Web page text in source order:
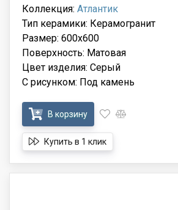
Коллекция: Атлантик
Тип керамики: Керамогранит
Размер: 600x600
Поверхность: Матовая
Цвет изделия: Серый
С рисунком: Под камень
В корзину
Купить в 1 клик